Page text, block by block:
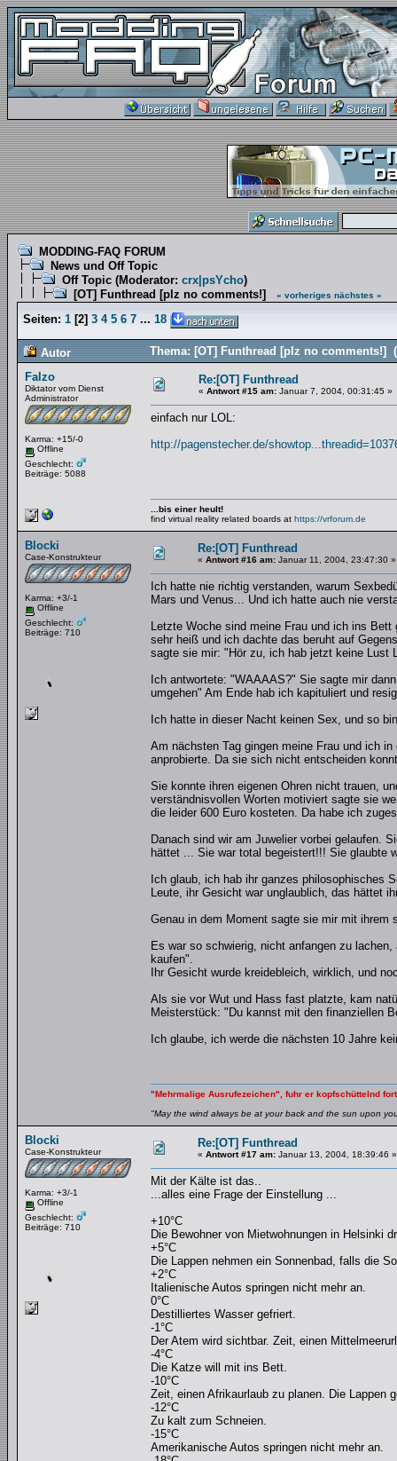
MODDING-FAQ FORUM
News und Off Topic
Off Topic (Moderator: crx|psYcho)
[OT] Funthread [plz no comments!]
« vorheriges nächstes »
Seiten: 1 [2] 3 4 5 6 7 ... 18
Autor
Thema: [OT] Funthread [plz no comments!]
Falzo
Diktator vom Dienst
Administrator
Karma: +15/-0
Offline
Geschlecht:
Beiträge: 5088
Re:[OT] Funthread
« Antwort #15 am: Januar 7, 2004, 00:31:45 »
einfach nur LOL:
http://pagenstecher.de/
...bis einer heult!
find virtual reality related boards at https://vrforum.de
Blocki
Case-Konstrukteur
Karma: +3/-1
Offline
Geschlecht:
Beiträge: 710
Re:[OT] Funthread
« Antwort #16 am: Januar 11, 2004, 23:47:30 »
Ich hatte nie richtig verstanden, warum
Mars und Venus... Und ich hatte auch nie
Letzte Woche sind meine Frau und ich ins
sehr heiß und ich dachte das beruht auf
sagte sie mir: "Hör zu, ich hab jetzt keine Lust
Ich antwortete: "WAAAAS?" Sie sagte mir
umgehen" Am Ende hab ich kapituliert und
Ich hatte in dieser Nacht keinen Sex, und so
Am nächsten Tag gingen meine Frau und ich
anprobierte. Da sie sich nicht entscheiden
Sie konnte ihren eigenen Ohren nicht trauen,
verständnisvollen Worten motiviert sagte sie
die leider 600 Euro kosteten. Da habe ich
Danach sind wir am Juwelier vorbei gelaufen.
hättet ... Sie war total begeistert!!! Sie glaubte
Ich glaub, ich hab ihr ganzes philosophisches
Leute, ihr Gesicht war unglaublich, das hättet
Genau in dem Moment sagte sie mir mit
Es war so schwierig, nicht anfangen zu
kaufen".
Ihr Gesicht wurde kreidebleich, wirklich, und
Als sie vor Wut und Hass fast platzte, kam
Meisterstück: "Du kannst mit den finanziellen
Ich glaube, ich werde die nächsten 10 Jahre
"Mehrmalige Ausrufezeichen", fuhr er kopfschüttelnd
"May the wind always be at your back and the sun upon
Blocki
Case-Konstrukteur
Karma: +3/-1
Offline
Geschlecht:
Beiträge: 710
Re:[OT] Funthread
« Antwort #17 am: Januar 13, 2004, 18:39:46 »
Mit der Kälte ist das..
...alles eine Frage der Einstellung ...
+10°C
Die Bewohner von Mietwohnungen in Helsinki
+5°C
Die Lappen nehmen ein Sonnenbad, falls die
+2°C
Italienische Autos springen nicht mehr an.
0°C
Destilliertes Wasser gefriert.
-1°C
Der Atem wird sichtbar. Zeit, einen
-4°C
Die Katze will mit ins Bett.
-10°C
Zeit, einen Afrikaurlaub zu planen. Die Lappen
-12°C
Zu kalt zum Schneien.
-15°C
Amerikanische Autos springen nicht mehr an.